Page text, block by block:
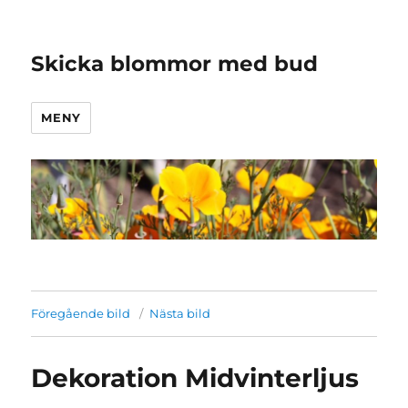
Skicka blommor med bud
MENY
Föregående bild Nästa bild
Dekoration Midvinterljus